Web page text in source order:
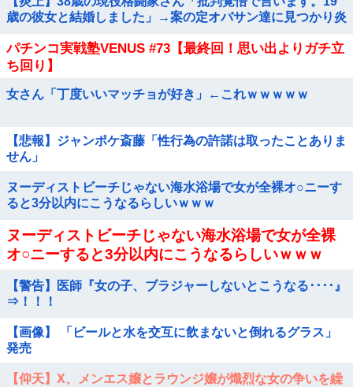
歳の彼女と結婚しました」→案の定オバサン達に見つかり炎
パチンコ実戦塾VENUS #73【最終回！思い出よりガチ立
ち回り】
女さん「丁度いいマッチョが好き」←これｗｗｗｗｗ
【悲報】ジャンポケ斎藤「性行為の許諾は取ったことありま
せん」
ヌーディストビーチじゃない海水浴場で女が全裸オ○ニーす
ると3分以内にこうなるらしいｗｗｗ
ヌーディストビーチじゃない海水浴場で女が全裸
オ○ニーすると3分以内にこうなるらしいｗｗｗ
【警告】医師『女の子、ブラジャーしないとこうなる････』
⇒！！！
【画像】 「ビールと水を交互に飲まないと倒れるグラス」
発売
【仰天】X、メンエス嬢とラウンジ嬢が熾烈な女の争いを繰